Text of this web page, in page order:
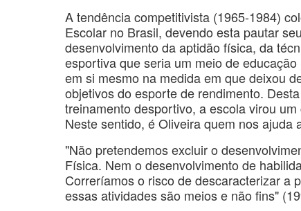
A tendência competitivista (1965-1984)
Escolar no Brasil, devendo esta pautar
desenvolvimento da aptidão física, da
esportiva que seria um meio de
em si mesmo na medida em que deixou
objetivos do esporte de rendimento.
treinamento desportivo, a escola virou
Neste sentido, é Oliveira quem nos ajuda
"Não pretendemos excluir o
Física. Nem o desenvolvimento de
Correríamos o risco de descaracterizar a
essas atividades são meios e não fins"